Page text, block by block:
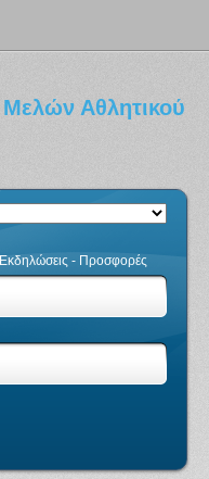
Αθλητικού
Εκδηλώσεις - Προσφορές